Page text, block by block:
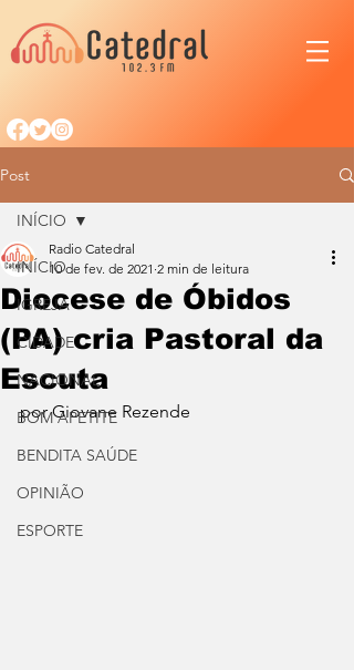
Post
INÍCIO
IGREJA
CIDADE
NACIONAL
BOM APETITE
BENDITA SAÚDE
OPINIÃO
ESPORTE
INÍCIO
Diocese de Óbidos
(PA) cria Pastoral da
Escuta
Radio Catedral
10 de fev. de 2021 2 min de leitura
por Giovane Rezende